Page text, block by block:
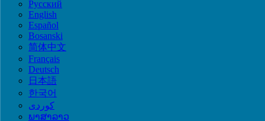
Русский
English
Español
Bosanski
简体中文
Français
Deutsch
日本語
한국어
ພາສາລາວ